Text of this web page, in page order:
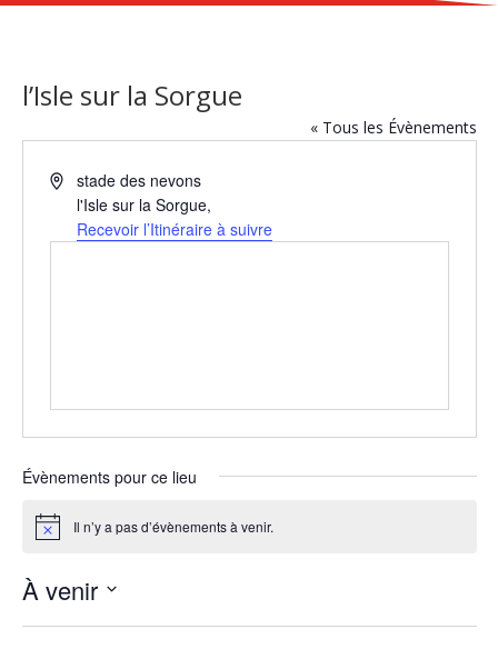
l’Isle sur la Sorgue
« Tous les Évènements
Adressestade des nevons
l'Isle sur la Sorgue,
Recevoir l’Itinéraire à suivre
Évènements pour ce lieu
Notice Il n’y a pas d’évènements à venir.
À venir